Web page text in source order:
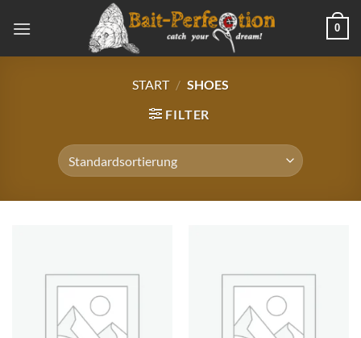
Inhalt
0
START / SHOES
FILTER